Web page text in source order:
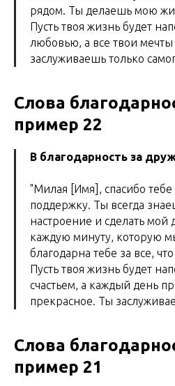
рядом. Ты делаешь мою
Пусть твоя жизнь будет
любовью, а все твои
заслуживаешь только
Слова
пример 22
В благодарность за
"Милая [Имя], спасибо
поддержку. Ты всегда
настроение и сделать
каждую минуту, которую
благодарна тебе за все,
Пусть твоя жизнь будет
счастьем, а каждый день
прекрасное. Ты
Слова
пример 21